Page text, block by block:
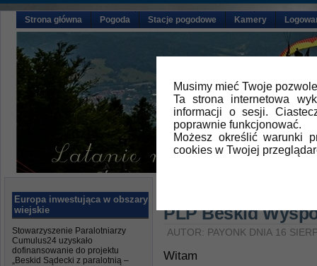
Musimy mieć Twoje
Ta strona internetowa
informacji o sesji.
poprawnie funkcjonować.
Możesz określić warunki
cookies w Twojej
Strona główna Pogoda Stacje pogodowe Kamery
Europa inwestująca w obszary
wiejskie
Stowarzyszenie Paralotniarzy
Cumulus24 uzyskało
dofinansowanie do projektu
„Beskid Sądecki z paralotnią –
PLP Beskid
AUTOR: PAYONK DNIA 16
Witam